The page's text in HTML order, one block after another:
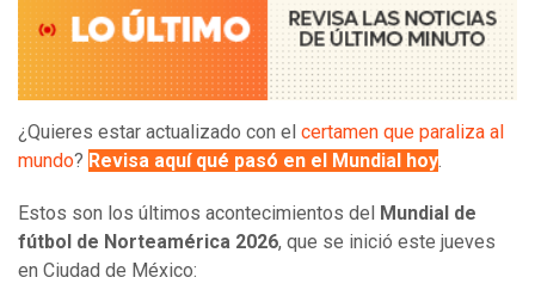
¿Quieres estar actualizado con el certamen que paraliza al
mundo? Revisa aquí qué pasó en el Mundial hoy.
Estos son los últimos acontecimientos del
Mundial de
fútbol de Norteamérica 2026, que se inició este jueves
en Ciudad de México: